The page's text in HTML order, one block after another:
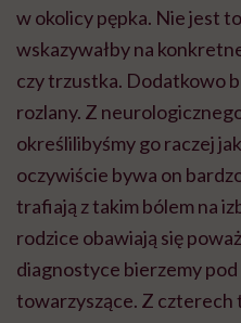
w okolicy pępka. Nie jest
wskazywałby na
czy trzustka. Dodatkowo
rozlany. Z
określilibyśmy go raczej
oczywiście bywa on
trafiają z takim bólem na
rodzice obawiają się
diagnostyce bierzemy
towarzyszące. Z